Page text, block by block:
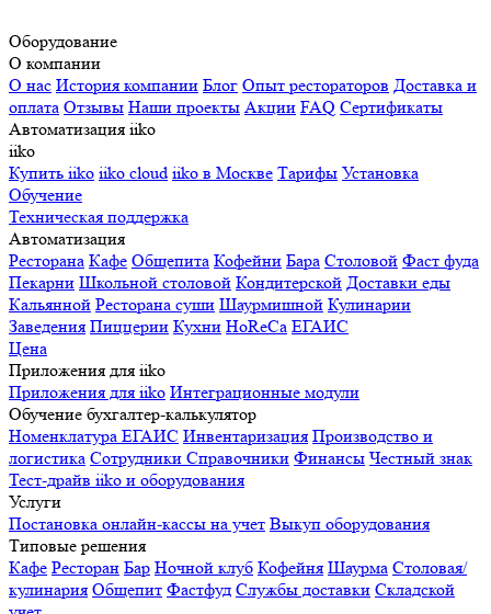
Оборудование
О компании
О нас История компании Блог Опыт рестораторов Доставка и
оплата Отзывы Наши проекты Акции FAQ Сертификаты
Автоматизация iiko
iiko
Купить iiko iiko cloud iiko в Москве Тарифы Установка
Обучение
Техническая поддержка
Автоматизация
Ресторана Кафе Общепита Кофейни Бара Столовой Фаст фуда
Пекарни Школьной столовой Кондитерской Доставки еды
Кальянной Ресторана суши Шаурмишной Кулинарии
Заведения Пиццерии Кухни HoReCa ЕГАИС
Цена
Приложения для iiko
Приложения для iiko Интеграционные модули
Обучение бухгалтер-калькулятор
Номенклатура ЕГАИС Инвентаризация Производство и
логистика Сотрудники Справочники Финансы Честный знак
Тест-драйв iiko и оборудования
Услуги
Постановка онлайн-кассы на учет Выкуп оборудования
Типовые решения
Кафе Ресторан Бар Ночной клуб Кофейня Шаурма Столовая/
кулинария Общепит Фастфуд Службы доставки Складской